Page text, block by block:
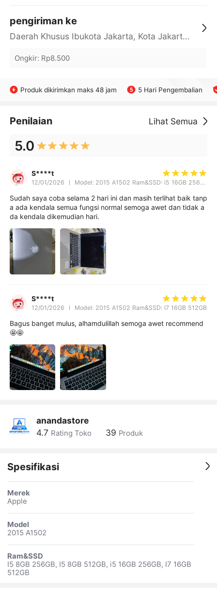
pengiriman ke
Daerah Khusus Ibukota Jakarta, Kota Jakarta Barat, Cengkareng, yy
Ongkir: Rp8.500
Produk dikirimkan maks 48 jam 5 Hari Pengembalian
Penilaian Lihat Semua
5.0
S****t
12/01/2026 Model: 2015 A1502 Ram&SSD: i5 16GB 256GB
Sudah saya coba selama 2 hari ini dan masih terlihat baik tanp
a ada kendala semua fungsi normal semoga awet dan tidak a
da kendala dikemudian hari.
S****t
12/01/2026 Model: 2015 A1502 Ram&SSD: I7 16GB 512GB
Bagus banget mulus, alhamdulillah semoga awet recommend
🤩🤩
anandastore
4.7 Rating Toko 39 Produk
Spesifikasi
Merek
Apple
Model
2015 A1502
Ram&SSD
I5 8GB 256GB, I5 8GB 512GB, i5 16GB 256GB, I7 16GB
512GB